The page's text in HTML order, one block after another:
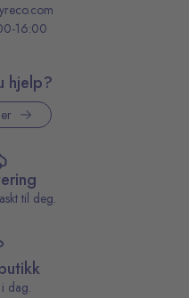
16:00
hjelp?
til deg.
dag.